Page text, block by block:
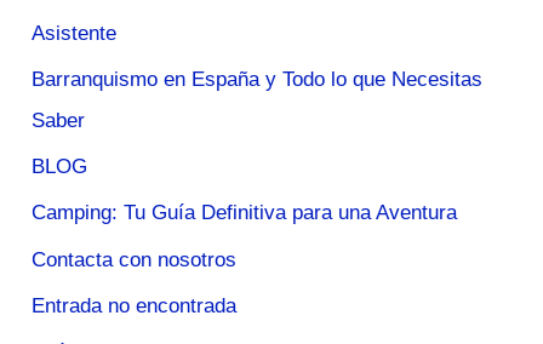
Asistente
Barranquismo en España y Todo lo que Necesitas
Saber
BLOG
Camping: Tu Guía Definitiva para una Aventura
Contacta con nosotros
Entrada no encontrada